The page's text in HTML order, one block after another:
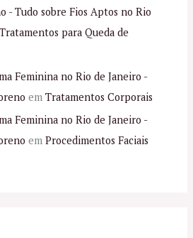
- Tudo sobre Fios Aptos no Rio
Tratamentos para Queda de
Feminina no Rio de Janeiro -
em Tratamentos Corporais
Feminina no Rio de Janeiro -
em Procedimentos Faciais